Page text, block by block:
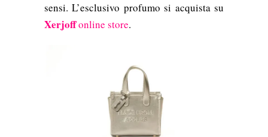
sensi. L’esclusivo profumo si acquista su
Xerjoffonline store.